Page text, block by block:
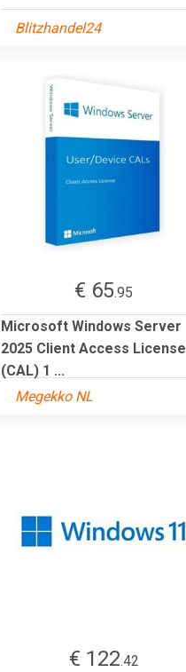
Blitzhandel24
€ 65.95
Microsoft Windows Server
2025 Client Access License
(CAL) 1 ...
Megekko NL
€ 122.42